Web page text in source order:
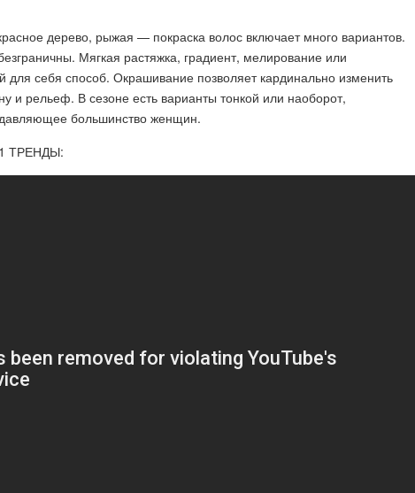
дерево, рыжая — покраска волос включает много вариантов.
Мягкая растяжка, градиент, мелирование или
себя способ. Окрашивание позволяет кардинально изменить
и рельеф. В сезоне есть варианты тонкой или наоборот,
большинство женщин.
ТРЕНДЫ: